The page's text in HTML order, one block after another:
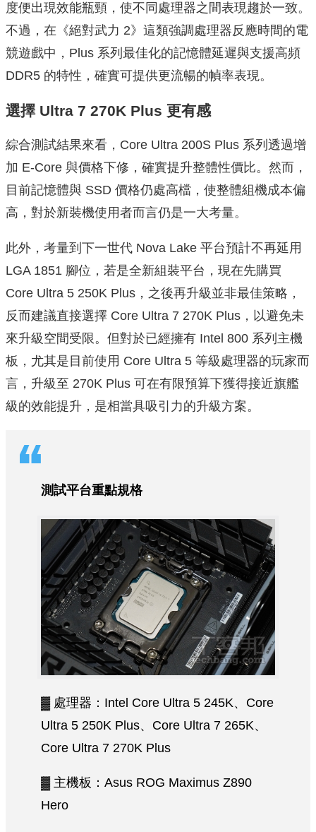
度便出現效能瓶頸，使不同處理器之間表現趨於一致。
不過，在《絕對武力 2》這類強調處理器反應時間的電
競遊戲中，Plus 系列最佳化的記憶體延遲與支援高頻
DDR5 的特性，確實可提供更流暢的幀率表現。
選擇 Ultra 7 270K Plus 更有感
綜合測試結果來看，Core Ultra 200S Plus 系列透過增
加 E-Core 與價格下修，確實提升整體性價比。然而，
目前記憶體與 SSD 價格仍處高檔，使整體組機成本偏
高，對於新裝機使用者而言仍是一大考量。
此外，考量到下一世代 Nova Lake 平台預計不再延用
LGA 1851 腳位，若是全新組裝平台，現在先購買
Core Ultra 5 250K Plus，之後再升級並非最佳策略，
反而建議直接選擇 Core Ultra 7 270K Plus，以避免未
來升級空間受限。但對於已經擁有 Intel 800 系列主機
板，尤其是目前使用 Core Ultra 5 等級處理器的玩家而
言，升級至 270K Plus 可在有限預算下獲得接近旗艦
級的效能提升，是相當具吸引力的升級方案。
測試平台重點規格
▓ 處理器：Intel Core Ultra 5 245K、Core
Ultra 5 250K Plus、Core Ultra 7 265K、
Core Ultra 7 270K Plus
▓ 主機板：Asus ROG Maximus Z890
Hero